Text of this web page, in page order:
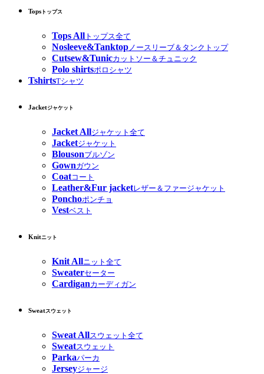
Tops トップス
Tops All トップス全て
Nosleeve&Tanktop ノースリーブ＆タンクトップ
Cutsew&Tunicカットソー＆チュニック
Polo shirtsポロシャツ
TshirtsTシャツ
Jacketジャケット
Jacket Allジャケット全て
Jacketジャケット
Blousonブルゾン
Gownガウン
Coatコート
Leather&Fur jacketレザー＆ファージャケット
Ponchoポンチョ
Vestベスト
Knitニット
Knit Allニット全て
Sweaterセーター
Cardiganカーディガン
Sweatスウェット
Sweat Allスウェット全て
Sweatスウェット
Parkaパーカ
Jerseyジャージ